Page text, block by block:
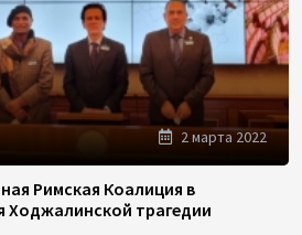
2 марта 2022
Римская Коалиция в
Ходжалинской трагедии